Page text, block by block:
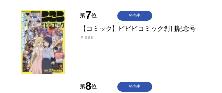
第7位
【コミック】ビビビコミック創刊記念号
￥935
発売中
第8位 発売中